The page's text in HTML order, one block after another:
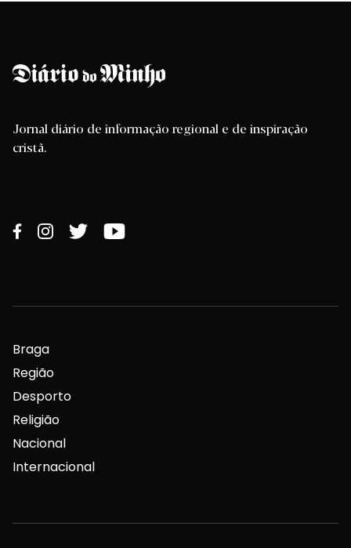
Jornal diário de informação regional e de inspiração
cristã.
Braga
Região
Desporto
Religião
Nacional
Internacional